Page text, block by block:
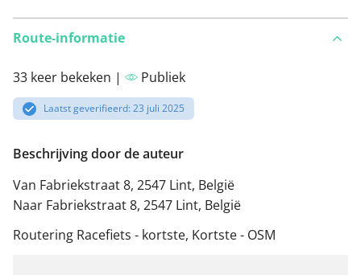
Route-informatie
33 keer bekeken | Publiek
Laatst geverifieerd: 23 juli 2025
Beschrijving door de auteur
Van Fabriekstraat 8, 2547 Lint, België
Naar Fabriekstraat 8, 2547 Lint, België
Routering Racefiets - kortste, Kortste - OSM